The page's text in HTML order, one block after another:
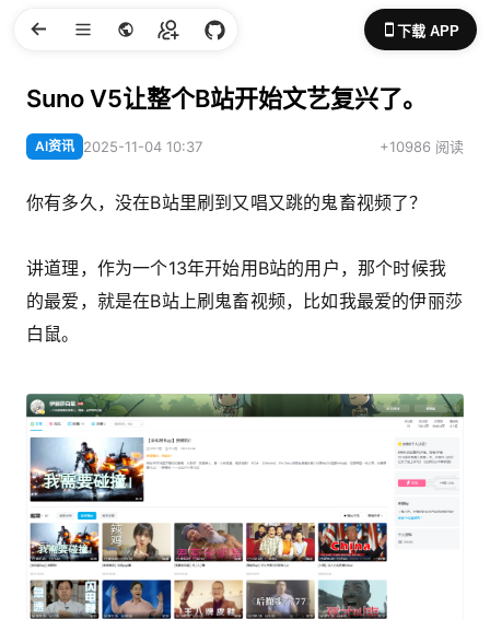
下载 APP
Suno V5让整个B站开始文艺复兴了。
AI资讯 2025-11-04 10:37 +10986 阅读
你有多久，没在B站里刷到又唱又跳的鬼畜视频了？
讲道理，作为一个13年开始用B站的用户，那个时候我
的最爱，就是在B站上刷鬼畜视频，比如我最爱的伊丽莎
白鼠。